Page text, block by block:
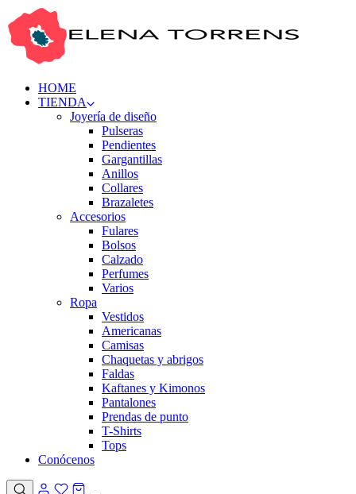
HOME
TIENDA
Joyería de diseño
Pulseras
Pendientes
Gargantillas
Anillos
Collares
Brazaletes
Accesorios
Fulares
Bolsos
Calzado
Perfumes
Varios
Ropa
Vestidos
Americanas
Camisas
Chaquetas y abrigos
Faldas
Kaftanes y Kimonos
Pantalones
Prendas de punto
T-Shirts
Tops
Conócenos